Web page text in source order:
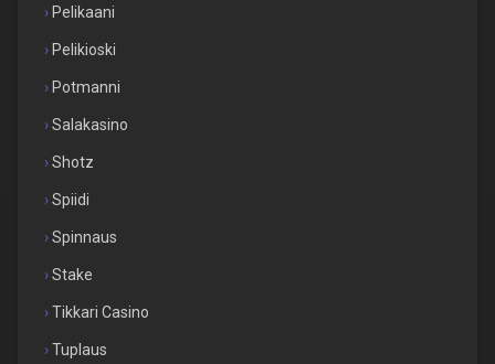
Pelikaani
Pelikioski
Potmanni
Salakasino
Shotz
Spiidi
Spinnaus
Stake
Tikkari Casino
Tuplaus